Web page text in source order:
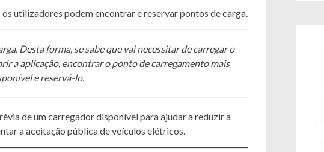
utilizadores podem encontrar e reservar pontos de carga.
Desta forma, se sabe que vai necessitar de carregar o
a aplicação, encontrar o ponto de carregamento mais
e reservá-lo.
de um carregador disponível para ajudar a reduzir a
a aceitação pública de veículos elétricos.